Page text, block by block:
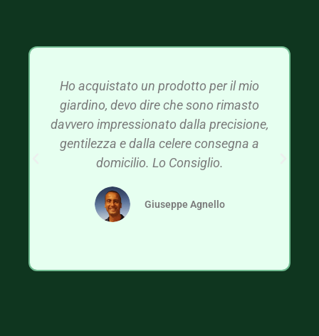
Ho acquistato un prodotto per il mio
giardino, devo dire che sono rimasto
davvero impressionato dalla precisione,
gentilezza e dalla celere consegna a
domicilio. Lo Consiglio.
Giuseppe Agnello